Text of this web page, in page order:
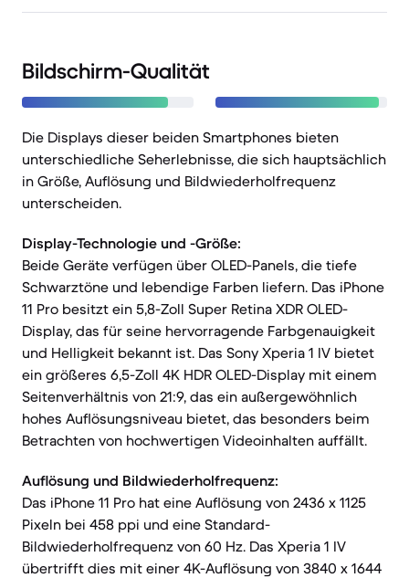
Bildschirm-Qualität
Die Displays dieser beiden Smartphones bieten
unterschiedliche Seherlebnisse, die sich hauptsächlich
in Größe, Auflösung und Bildwiederholfrequenz
unterscheiden.
Display-Technologie und -Größe:
Beide Geräte verfügen über OLED-Panels, die tiefe
Schwarztöne und lebendige Farben liefern. Das iPhone
11 Pro besitzt ein 5,8-Zoll Super Retina XDR OLED-
Display, das für seine hervorragende Farbgenauigkeit
und Helligkeit bekannt ist. Das Sony Xperia 1 IV bietet
ein größeres 6,5-Zoll 4K HDR OLED-Display mit einem
Seitenverhältnis von 21:9, das ein außergewöhnlich
hohes Auflösungsniveau bietet, das besonders beim
Betrachten von hochwertigen Videoinhalten auffällt.
Auflösung und Bildwiederholfrequenz:
Das iPhone 11 Pro hat eine Auflösung von 2436 x 1125
Pixeln bei 458 ppi und eine Standard-
Bildwiederholfrequenz von 60 Hz. Das Xperia 1 IV
übertrifft dies mit einer 4K-Auflösung von 3840 x 1644